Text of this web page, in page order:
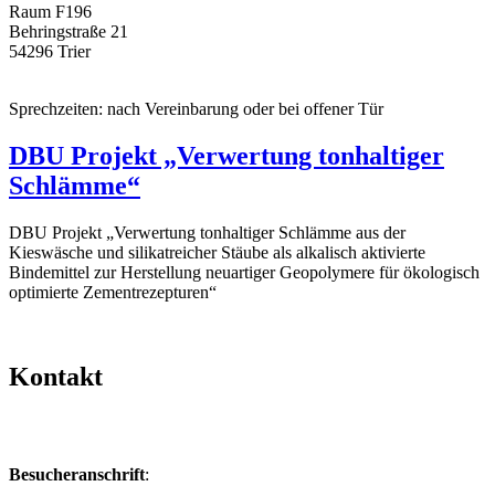
Raum F196
Behringstraße 21
54296 Trier
Sprechzeiten: nach Vereinbarung oder bei offener Tür
DBU Projekt „Verwertung tonhaltiger
Schlämme“
DBU Projekt „Verwertung tonhaltiger Schlämme aus der
Kieswäsche und silikatreicher Stäube als alkalisch aktivierte
Bindemittel zur Herstellung neuartiger Geopolymere für ökologisch
optimierte Zementrezepturen“
Kontakt
Besucheranschrift: